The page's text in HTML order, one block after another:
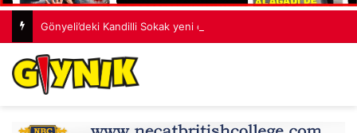
Gönyeli’deki Kandilli Sokak yeni çehreye kavuştu